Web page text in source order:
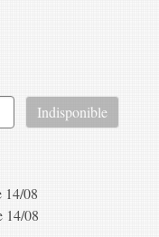
14/08
14/08